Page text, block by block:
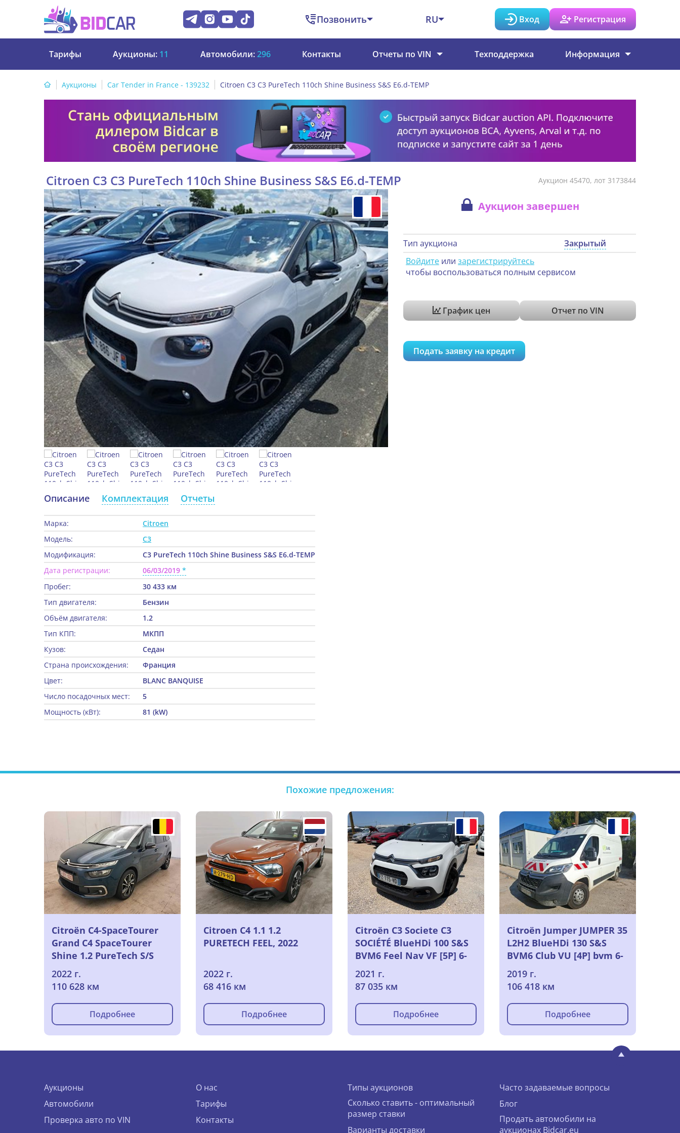
Позвонить RU Вход Регистрация
Тарифы Аукционы: 11 Автомобили:296 Контакты Отчеты по VIN Техподдержка Информация
Аукционы Car Tender in France - 139232 Citroen C3 C3 PureTech 110ch Shine Business S&S E6.d-TEMP
Аукцион 45470, лот 3173844
Citroen C3 C3 PureTech 110ch Shine Business S&S E6.d-TEMP
Аукцион завершен
Тип аукциона
Закрытый
Войдите или зарегистрируйтесь
чтобы воспользоваться полным сервисом
График цен Отчет по VIN
Подать заявку на кредит
Описание Комплектация Отчеты
Марка:
Citroen
Модель:
C3
Модификация:
C3 PureTech 110ch Shine Business S&S E6.d-TEMP
Дата регистрации:
06/03/2019
Пробег:
30 433 км
Тип двигателя:
Бензин
Объём двигателя:
1.2
Тип КПП:
МКПП
Кузов:
Седан
Страна происхождения:
Франция
Цвет:
BLANC BANQUISE
Число посадочных мест:
5
Мощность (кВт):
81 (kW)
Похожие предложения:
Citroën C4-SpaceTourer
Grand C4 SpaceTourer
Shine 1.2 PureTech S/S
130pk/cv 5p EAT8, 2022
2022 г.
110 628 км
Подробнее
Citroen C4 1.1 1.2
PURETECH FEEL, 2022
2022 г.
68 416 км
Подробнее
Citroën C3 Societe C3
SOCIÉTÉ BlueHDi 100 S&S
BVM6 Feel Nav VF [5P] 6-
102CH-5cv (bi-corps VU-),
2021
2021 г.
87 035 км
Подробнее
Citroën Jumper JUMPER 35
L2H2 BlueHDi 130 S&S
BVM6 Club VU [4P] bvm 6-
131CH-7cv (fourgon
tôlésimple cabine), 2019
2019 г.
106 418 км
Подробнее
Аукционы
Автомобили
Проверка авто по VIN
О нас
Тарифы
Контакты
Типы аукционов
Сколько ставить - оптимальный
размер ставки
Варианты доставки
Часто задаваемые вопросы
Блог
Продать автомобили на
аукционах Bidcar.eu